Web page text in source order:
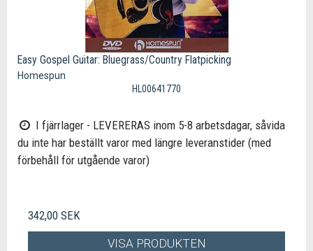
Easy Gospel Guitar: Bluegrass/Country Flatpicking
Homespun
HL00641770
I fjärrlager - LEVERERAS inom 5-8 arbetsdagar, såvida
du inte har beställt varor med längre leveranstider (med
förbehåll för utgående varor)
342,00 SEK
VISA PRODUKTEN